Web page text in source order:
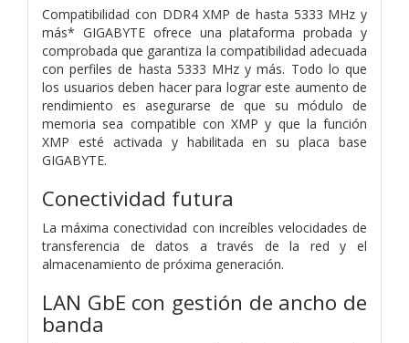
Compatibilidad con DDR4 XMP de hasta 5333 MHz y
más* GIGABYTE ofrece una plataforma probada y
comprobada que garantiza la compatibilidad adecuada
con perfiles de hasta 5333 MHz y más. Todo lo que
los usuarios deben hacer para lograr este aumento de
rendimiento es asegurarse de que su módulo de
memoria sea compatible con XMP y que la función
XMP esté activada y habilitada en su placa base
GIGABYTE.
Conectividad futura
La máxima conectividad con increíbles velocidades de
transferencia de datos a través de la red y el
almacenamiento de próxima generación.
LAN GbE con gestión de ancho de
banda